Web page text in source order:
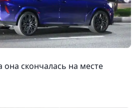
она скончалась на месте